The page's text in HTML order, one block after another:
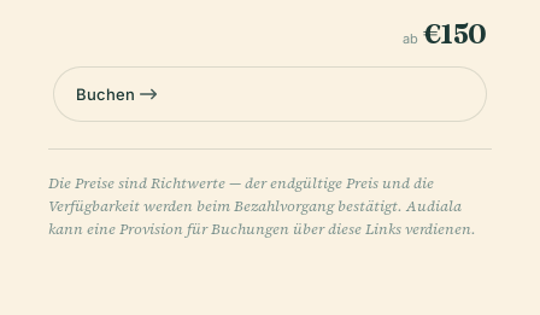
ab €150
Buchen
Die Preise sind Richtwerte — der endgültige Preis und die
Verfügbarkeit werden beim Bezahlvorgang bestätigt. Audiala
kann eine Provision für Buchungen über diese Links verdienen.